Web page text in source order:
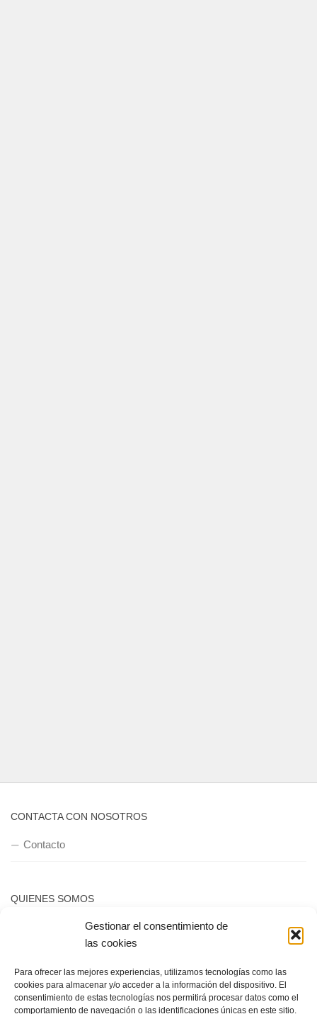
Gestionar el consentimiento de
las cookies
Para ofrecer las mejores experiencias, utilizamos tecnologías como las
cookies para almacenar y/o acceder a la información del dispositivo. El
consentimiento de estas tecnologías nos permitirá procesar datos como el
comportamiento de navegación o las identificaciones únicas en este sitio.
CONTACTA CON NOSOTROS
Contacto
QUIENES SOMOS
Quienes somos
POLÍTICA DE PRIVACIDAD
Política de privacidad